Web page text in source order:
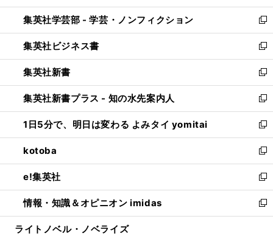
開
く
ウ
で
開
く
ン
ド
ウ
で
開
く
ウ
ィ
ン
ド
ウ
で
開
く
集英社学芸部 - 学芸・ノンフィクション
新
し
い
ウ
ィ
ン
ド
ウ
で
開
く
集英社ビジネス書
新
し
い
ウ
ィ
ン
ド
ウ
で
開
く
集英社新書
新
し
い
ウ
ィ
ン
ド
ウ
で
開
く
集英社新書プラス - 知の水先案内人
新
し
い
ウ
ィ
ン
ド
ウ
で
開
1日5分で、明日は変わる よみタイ yomitai
新
し
い
ウ
ィ
ン
ド
ウ
kotoba
新
し
い
ウ
ィ
ン
e!集英社
新
し
い
ウ
情報・知識＆オピニオン imidas
新
し
ライトノベル・ノベライズ